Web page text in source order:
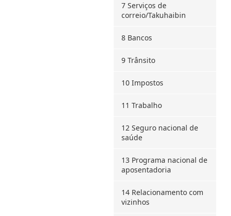
7 Serviços de
correio/Takuhaibin
8 Bancos
9 Trânsito
10 Impostos
11 Trabalho
12 Seguro nacional de
saúde
13 Programa nacional de
aposentadoria
14 Relacionamento com
vizinhos